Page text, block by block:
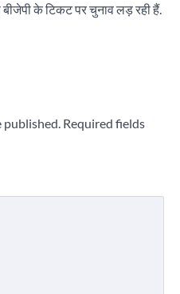
के टिकट पर चुनाव लड़ रही हैं.
Required fields